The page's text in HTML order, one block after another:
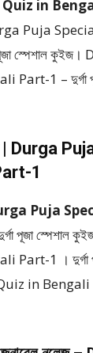
in
Puja
স্পেশাল
1 – দুর্গা
| Durga
1
Durga Puja
পূজা স্পেশাল
1 । দুর্গা
in Bengali